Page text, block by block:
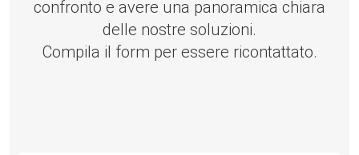
confronto e avere una panoramica chiara
delle nostre soluzioni.
Compila il form per essere ricontattato.